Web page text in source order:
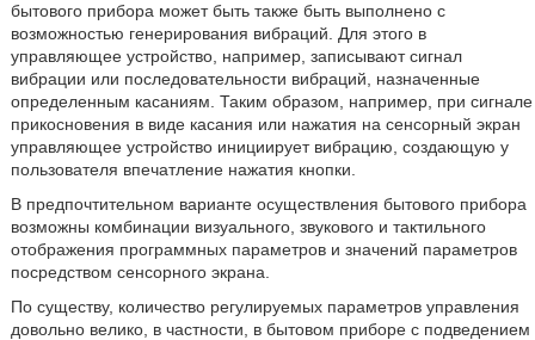
бытового прибора может быть также быть выполнено с
возможностью генерирования вибраций. Для этого в
управляющее устройство, например, записывают сигнал
вибрации или последовательности вибраций, назначенные
определенным касаниям. Таким образом, например, при сигнале
прикосновения в виде касания или нажатия на сенсорный экран
управляющее устройство инициирует вибрацию, создающую у
пользователя впечатление нажатия кнопки.
В предпочтительном варианте осуществления бытового прибора
возможны комбинации визуального, звукового и тактильного
отображения программных параметров и значений параметров
посредством сенсорного экрана.
По существу, количество регулируемых параметров управления
довольно велико, в частности, в бытовом приборе с подведением